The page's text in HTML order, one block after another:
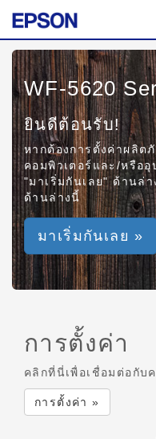
WF-5620
ยินดีต้อนรับ!
หากต้องการตั้งค่าผลิต
คอมพิวเตอร์และ/หรือ
"มาเริ่มกันเลย" ด้านล่
ด้านล่างนี้
มาเริ่มกันเลย »
การตั้งค่า
คลิกที่นี่เพื่อเชื่อมต่อกับ
การตั้งค่า »